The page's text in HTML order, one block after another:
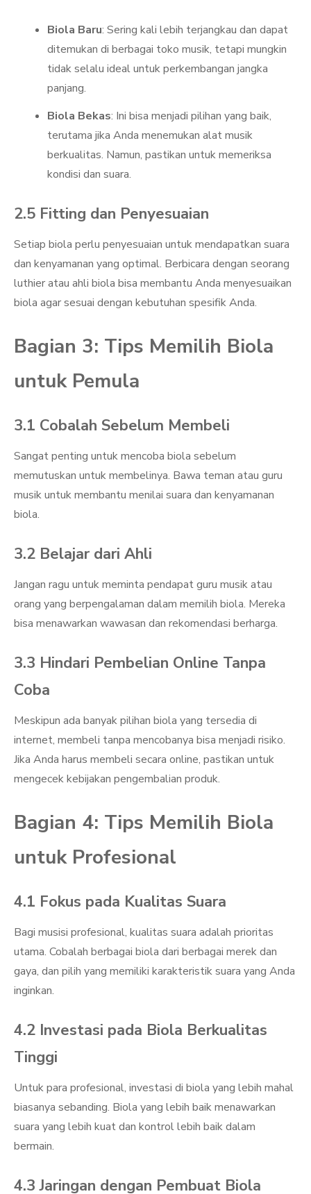
Biola Baru: Sering kali lebih terjangkau dan dapat
ditemukan di berbagai toko musik, tetapi mungkin
tidak selalu ideal untuk perkembangan jangka
panjang.
Biola Bekas: Ini bisa menjadi pilihan yang baik,
terutama jika Anda menemukan alat musik
berkualitas. Namun, pastikan untuk memeriksa
kondisi dan suara.
2.5 Fitting dan Penyesuaian
Setiap biola perlu penyesuaian untuk mendapatkan suara
dan kenyamanan yang optimal. Berbicara dengan seorang
luthier atau ahli biola bisa membantu Anda menyesuaikan
biola agar sesuai dengan kebutuhan spesifik Anda.
Bagian 3: Tips Memilih Biola
untuk Pemula
3.1 Cobalah Sebelum Membeli
Sangat penting untuk mencoba biola sebelum
memutuskan untuk membelinya. Bawa teman atau guru
musik untuk membantu menilai suara dan kenyamanan
biola.
3.2 Belajar dari Ahli
Jangan ragu untuk meminta pendapat guru musik atau
orang yang berpengalaman dalam memilih biola. Mereka
bisa menawarkan wawasan dan rekomendasi berharga.
3.3 Hindari Pembelian Online Tanpa
Coba
Meskipun ada banyak pilihan biola yang tersedia di
internet, membeli tanpa mencobanya bisa menjadi risiko.
Jika Anda harus membeli secara online, pastikan untuk
mengecek kebijakan pengembalian produk.
Bagian 4: Tips Memilih Biola
untuk Profesional
4.1 Fokus pada Kualitas Suara
Bagi musisi profesional, kualitas suara adalah prioritas
utama. Cobalah berbagai biola dari berbagai merek dan
gaya, dan pilih yang memiliki karakteristik suara yang Anda
inginkan.
4.2 Investasi pada Biola Berkualitas
Tinggi
Untuk para profesional, investasi di biola yang lebih mahal
biasanya sebanding. Biola yang lebih baik menawarkan
suara yang lebih kuat dan kontrol lebih baik dalam
bermain.
4.3 Jaringan dengan Pembuat Biola